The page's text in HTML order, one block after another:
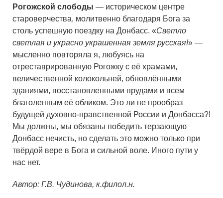
Рогожской слободы — историческом центре
староверчества, молитвенно благодаря Бога за
столь успешную поездку на Донбасс. «Светло
светлая и украсно украшенная земля русская!» —
мысленно повторяла я, любуясь на
отреставрированную Рогожку с её храмами,
величественной колокольней, обновлёнными
зданиями, восстановленными прудами и всем
благолепным её обликом. Это ли не прообраз
будущей духовно-нравственной России и Донбасса?!
Мы должны, мы обязаны победить терзающую
Донбасс нечисть, но сделать это можно только при
твёрдой вере в Бога и сильной воле. Иного пути у
нас нет.
Автор: Г.В. Чудинова, к.филол.н.